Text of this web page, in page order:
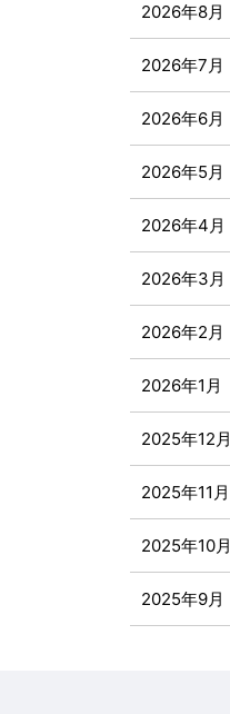
2026年8月
2026年7月
2026年6月
2026年5月
2026年4月
2026年3月
2026年2月
2026年1月
2025年12月
2025年11月
2025年10月
2025年9月